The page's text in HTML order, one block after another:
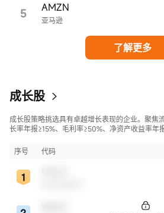
5 亚马逊
AMZN
了解更多
成长股
成长股策略挑选具有卓越增长表现的企业。聚焦
长率年报≥15%、毛利率≥50%、净资产收益率年
序号
代码